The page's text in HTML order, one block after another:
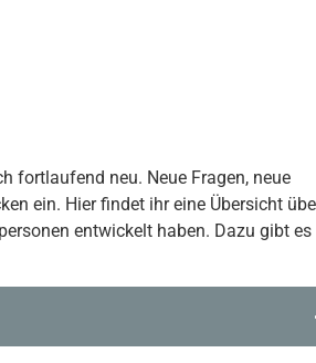
fortlaufend neu. Neue Fragen, neue
ein. Hier findet ihr eine Übersicht
entwickelt haben. Dazu gibt es